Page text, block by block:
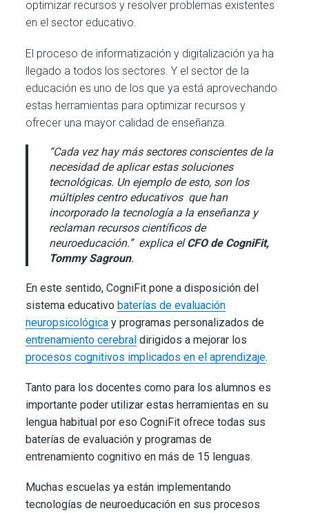
optimizar recursos y resolver problemas existentes
en el sector educativo.
El proceso de informatización y digitalización ya ha
llegado a todos los sectores. Y el sector de la
educación es uno de los que ya está aprovechando
estas herramientas para optimizar recursos y
ofrecer una mayor calidad de enseñanza.
“Cada vez hay más sectores conscientes de la
necesidad de aplicar estas soluciones
tecnológicas. Un ejemplo de esto, son los
múltiples centro educativos que han
incorporado la tecnología a la enseñanza y
reclaman recursos científicos de
neuroeducación.” explica elCFO de CogniFit,
Tommy Sagroun.
En este sentido, CogniFit pone a disposición del
sistema educativobaterías de evaluación
neuropsicológica y programas personalizados de
entrenamiento cerebral dirigidos a mejorar los
procesos cognitivos implicados en el aprendizaje.
Tanto para los docentes como para los alumnos es
importante poder utilizar estas herramientas en su
lengua habitual por eso CogniFit ofrece todas sus
baterías de evaluación y programas de
entrenamiento cognitivo en más de 15 lenguas.
Muchas escuelas ya están implementando
tecnologías de neuroeducación en sus procesos